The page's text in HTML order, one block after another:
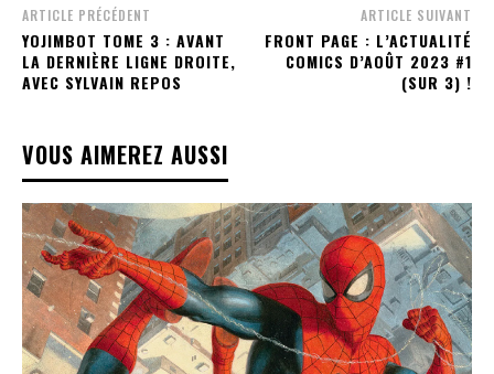
ARTICLE PRÉCÉDENT
YOJIMBOT TOME 3 : AVANT
LA DERNIÈRE LIGNE DROITE,
AVEC SYLVAIN REPOS
ARTICLE SUIVANT
FRONT PAGE : L’ACTUALITÉ
COMICS D’AOÛT 2023 #1
(SUR 3) !
VOUS AIMEREZ AUSSI